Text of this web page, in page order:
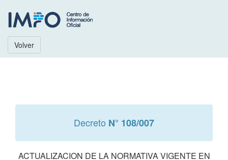
Volver
Decreto N° 108/007
ACTUALIZACION DE LA NORMATIVA VIGENTE EN